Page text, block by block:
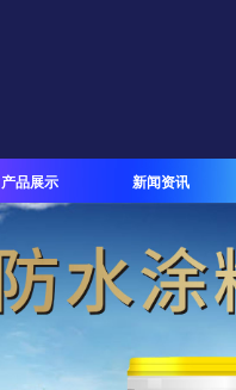
产品展示 新闻资讯